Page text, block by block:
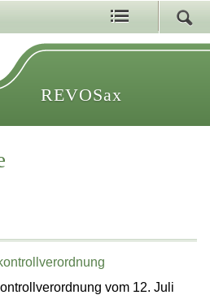
REVOSax
vom 12. Juli